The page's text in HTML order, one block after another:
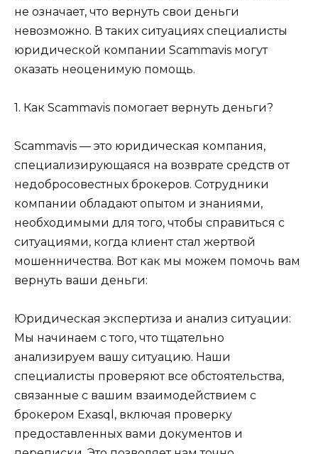
не означает, что вернуть свои деньги
невозможно. В таких ситуациях специалисты
юридической компании Scammavis могут
оказать неоценимую помощь.
1. Как Scammavis помогает вернуть деньги?
Scammavis — это юридическая компания,
специализирующаяся на возврате средств от
недобросовестных брокеров. Сотрудники
компании обладают опытом и знаниями,
необходимыми для того, чтобы справиться с
ситуациями, когда клиент стал жертвой
мошенничества. Вот как мы можем помочь вам
вернуть ваши деньги:
Юридическая экспертиза и анализ ситуации:
Мы начинаем с того, что тщательно
анализируем вашу ситуацию. Наши
специалисты проверяют все обстоятельства,
связанные с вашим взаимодействием с
брокером Exasql, включая проверку
предоставленных вами документов и